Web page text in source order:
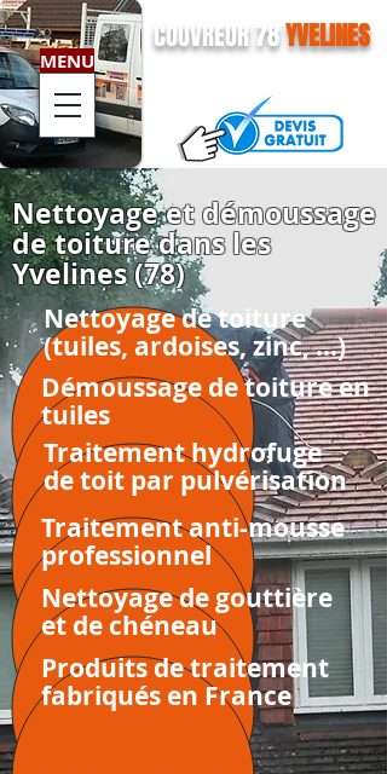
MENU
COUVREUR 78YVELINES
Nettoyage et démoussage
de toiture dans les
Yvelines (78)
Nettoyage de toiture
(tuiles, ardoises, zinc, ...)
Démoussage de toiture en
tuiles
Traitement hydrofuge
de toit par pulvérisation
Traitement anti-mousse
professionnel
Nettoyage de gouttière
et de chéneau
Produits de traitement
fabriqués en France